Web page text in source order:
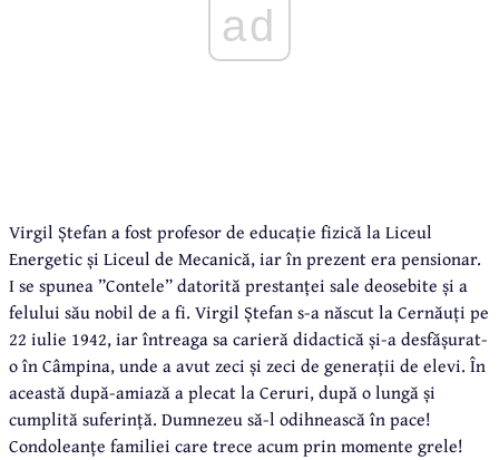
ad
Virgil Ștefan a fost profesor de educație fizică la Liceul
Energetic și Liceul de Mecanică, iar în prezent era pensionar.
I se spunea ”Contele” datorită prestanței sale deosebite și a
felului său nobil de a fi. Virgil Ștefan s-a născut la Cernăuți pe
22 iulie 1942, iar întreaga sa carieră didactică și-a desfășurat-
o în Câmpina, unde a avut zeci și zeci de generații de elevi. În
această după-amiază a plecat la Ceruri, după o lungă și
cumplită suferință. Dumnezeu să-l odihnească în pace!
Condoleanțe familiei care trece acum prin momente grele!